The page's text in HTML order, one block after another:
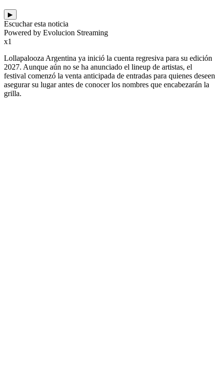
▶
Escuchar esta noticia
Powered by Evolucion Streaming
x1
Lollapalooza Argentina ya inició la cuenta regresiva para su edición
2027. Aunque aún no se ha anunciado el lineup de artistas, el
festival comenzó la venta anticipada de entradas para quienes deseen
asegurar su lugar antes de conocer los nombres que encabezarán la
grilla.